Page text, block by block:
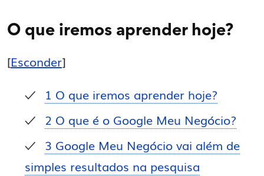
O que iremos aprender hoje?
[Esconder]
1 O que iremos aprender hoje?
2 O que é o Google Meu Negócio?
3 Google Meu Negócio vai além de
simples resultados na pesquisa